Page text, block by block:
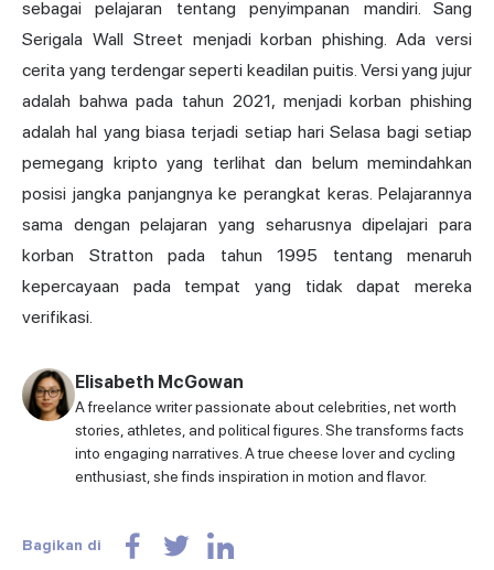
sebagai pelajaran tentang penyimpanan mandiri. Sang
Serigala Wall Street menjadi korban phishing. Ada versi
cerita yang terdengar seperti keadilan puitis. Versi yang jujur
adalah bahwa pada tahun 2021, menjadi korban phishing
adalah hal yang biasa terjadi setiap hari Selasa bagi setiap
pemegang kripto yang terlihat dan belum memindahkan
posisi jangka panjangnya ke perangkat keras. Pelajarannya
sama dengan pelajaran yang seharusnya dipelajari para
korban Stratton pada tahun 1995 tentang menaruh
kepercayaan pada tempat yang tidak dapat mereka
verifikasi.
Elisabeth McGowan
A freelance writer passionate about celebrities, net worth
stories, athletes, and political figures. She transforms facts
into engaging narratives. A true cheese lover and cycling
enthusiast, she finds inspiration in motion and flavor.
Bagikan di